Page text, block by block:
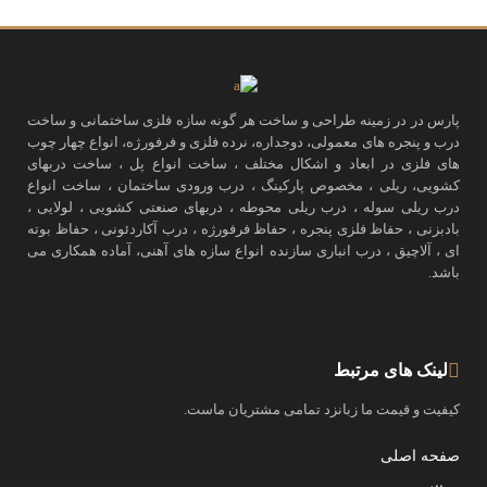
پارس در در زمینه طراحی و ساخت هر گونه سازه فلزی ساختمانی و ساخت
درب و پنجره های معمولی، دوجداره، نرده فلزی و فرفورژه، انواع چهار چوب
های فلزی در ابعاد و اشکال مختلف ، ساخت انواع پل ، ساخت دربهای
کشویی، ریلی ، مخصوص پارکینگ ، درب ورودی ساختمان ، ساخت انواع
درب ریلی سوله ، درب ریلی محوطه ، دربهای صنعتی کشویی ، لولایی ،
بادبزنی ، حفاظ فلزی پنجره ، حفاظ فرفورژه ، درب آکاردئونی ، حفاظ بوته
ای ، آلاچیق ، درب انباری سازنده انواع سازه های آهنی، آماده همکاری می
باشد.
لینک های مرتبط
کیفیت و قیمت ما زبانزد تمامی مشتریان ماست.
صفحه اصلی